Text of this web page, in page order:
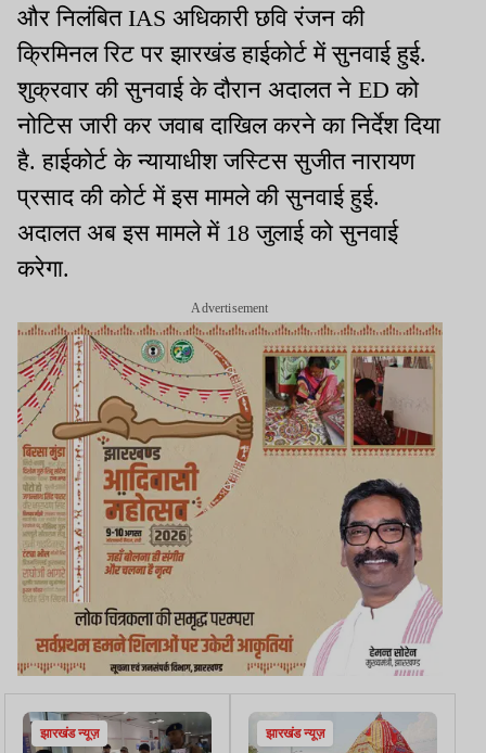
और निलंबित IAS अधिकारी छवि रंजन की
क्रिमिनल रिट पर झारखंड हाईकोर्ट में सुनवाई हुई.
शुक्रवार की सुनवाई के दौरान अदालत ने ED को
नोटिस जारी कर जवाब दाखिल करने का निर्देश दिया
है. हाईकोर्ट के न्यायाधीश जस्टिस सुजीत नारायण
प्रसाद की कोर्ट में इस मामले की सुनवाई हुई.
अदालत अब इस मामले में 18 जुलाई को सुनवाई
करेगा.
Advertisement
झारखंड न्यूज़ झारखंड न्यूज़